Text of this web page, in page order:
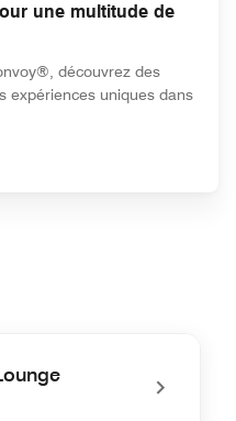
une multitude de
découvrez des
expériences uniques dans